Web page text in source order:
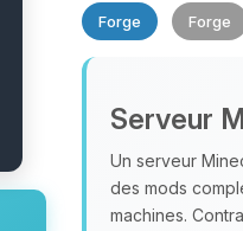
Forge Forge
Serveur
Un serveur
des mods
machines.